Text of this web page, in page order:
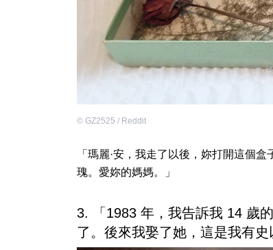
© GZ2525 / Reddit
「瑪麗·安，我走了以後，妳打開這個
瑰。愛妳的媽媽。」
3. 「1983 年，我告訴我 14 歲
了。後來我娶了她，這是我有史